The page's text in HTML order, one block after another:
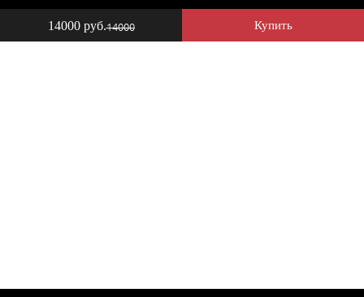
14000 руб.14000 Купить